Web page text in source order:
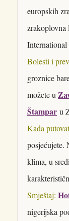
europskih
Bolesti i
groznice
možete u
Štampar u
Kada
posjećujete.
klima, u
Smještaj:
nigerijska